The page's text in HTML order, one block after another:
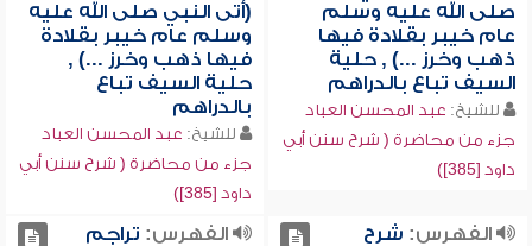
صلى الله عليه وسلم
عام خيبر بقلادة فيها
ذهب وخرز ...) , حلية
السيف تباع بالدراهم
للشيخ: عبد المحسن العباد
جزء من محاضرة ( شرح سنن أبي
داود [385])
(أتى النبي صلى الله عليه
وسلم عام خيبر بقلادة
فيها ذهب وخرز ...) ,
حلية السيف تباع
بالدراهم
للشيخ: عبد المحسن العباد
جزء من محاضرة ( شرح سنن أبي
داود [385])
الفهرس: شرح
الفهرس: تراجم